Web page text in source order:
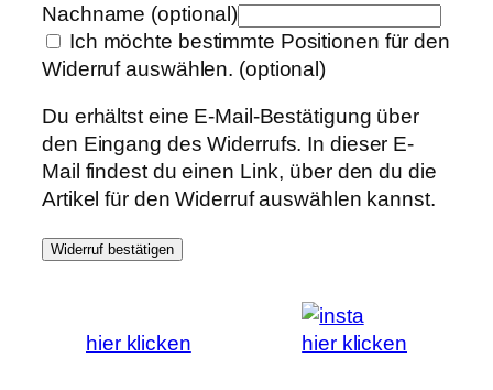
Nachname (optional)
Ich möchte bestimmte Positionen für den
Widerruf auswählen. (optional)
Du erhältst eine E-Mail-Bestätigung über
den Eingang des Widerrufs. In dieser E-
Mail findest du einen Link, über den du die
Artikel für den Widerruf auswählen kannst.
Widerruf bestätigen
hier klicken hier klicken